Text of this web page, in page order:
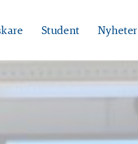
Student Nyheter